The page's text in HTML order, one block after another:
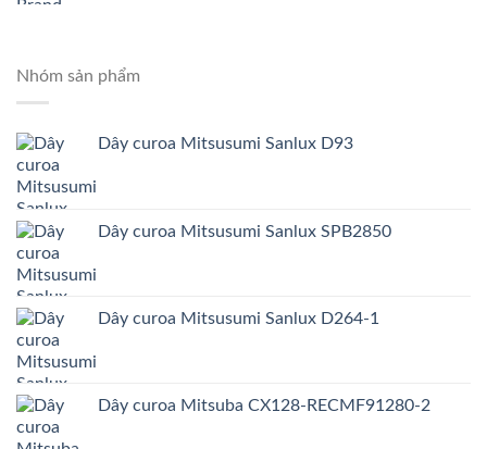
Nhóm sản phẩm
Dây curoa Mitsusumi Sanlux D93
Dây curoa Mitsusumi Sanlux SPB2850
Dây curoa Mitsusumi Sanlux D264-1
Dây curoa Mitsuba CX128-RECMF91280-2